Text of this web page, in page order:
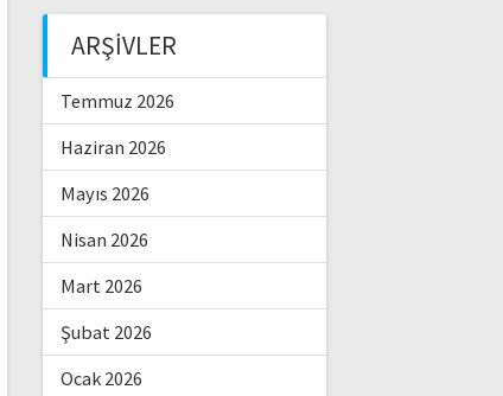
ARŞIVLER
Temmuz 2026
Haziran 2026
Mayıs 2026
Nisan 2026
Mart 2026
Şubat 2026
Ocak 2026